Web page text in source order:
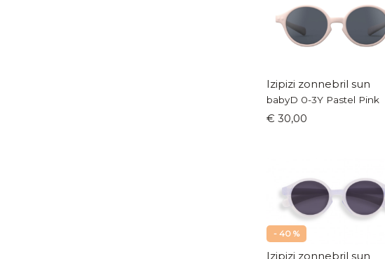
Izipizi zonnebril sun
babyD 0-3Y Pastel Pink
€ 30,00
- 40 %
Izipizi zonnebril sun